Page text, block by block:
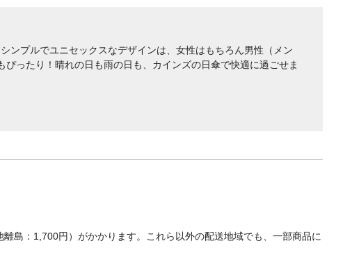
ンプルでユニセックスなデザインは、女性はもちろん男性（メン
ったり！晴れの日も雨の日も、カインズの日傘で快適に過ごせま
島：1,700円）がかかります。これら以外の配送地域でも、一部商品に